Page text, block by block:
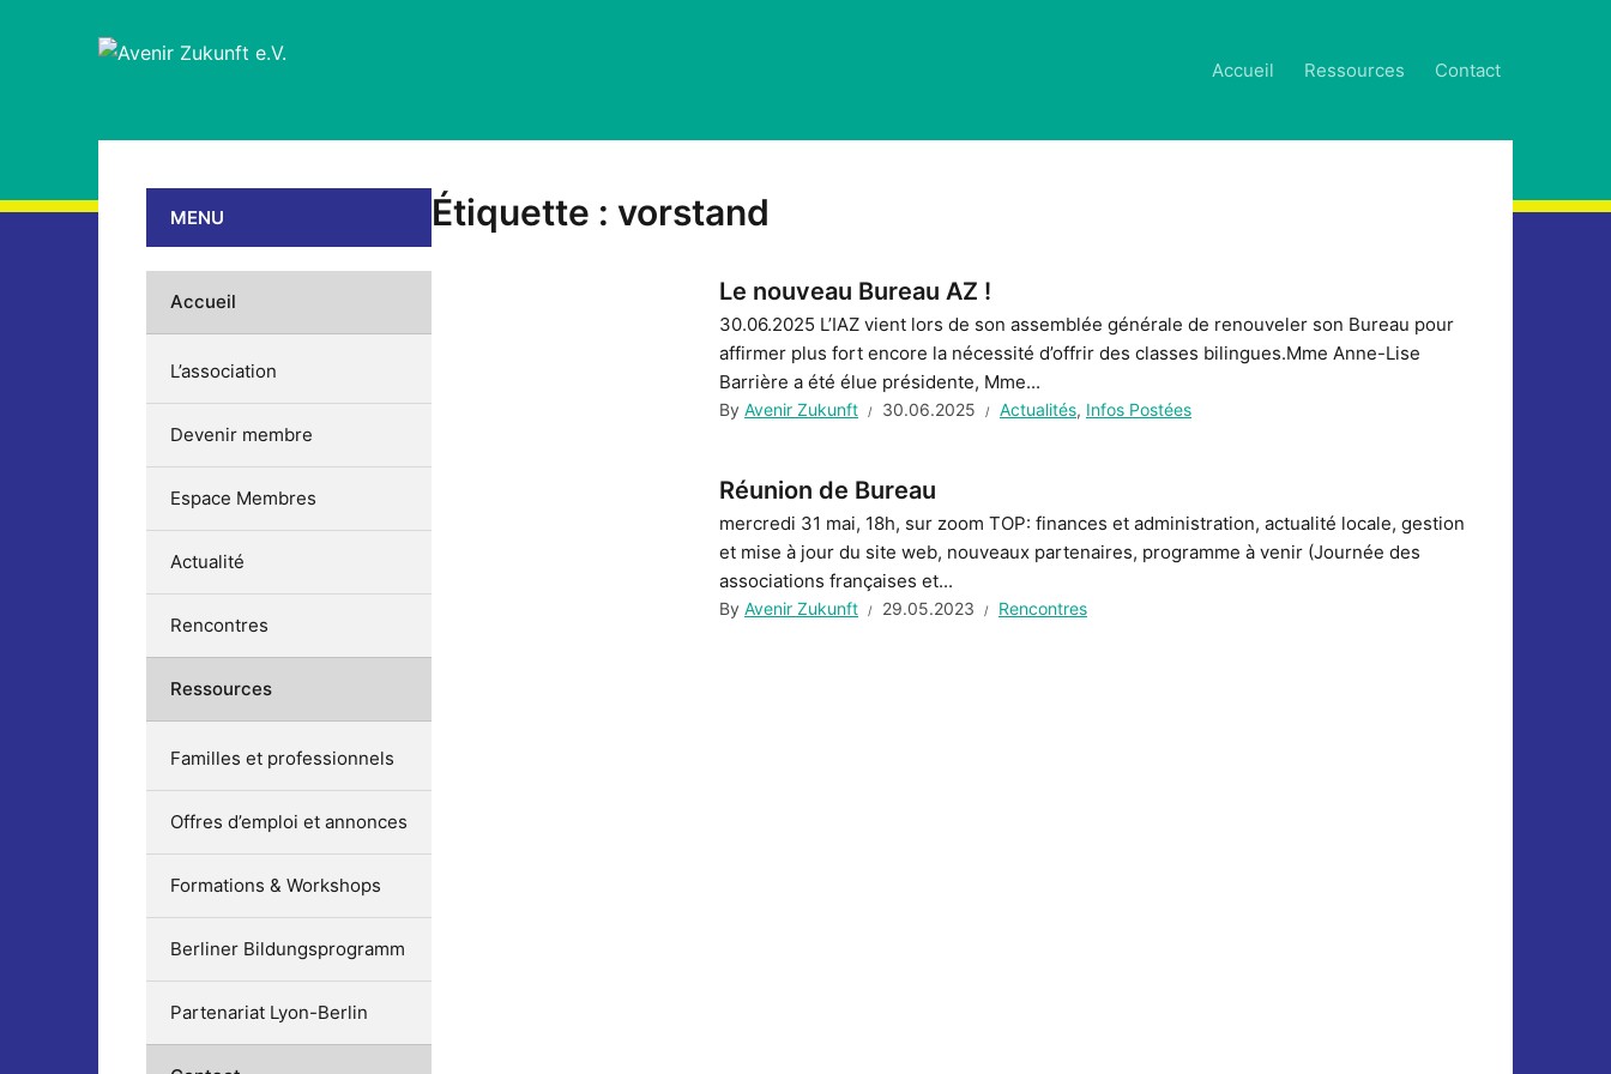
Accueil Ressources Contact
Étiquette : vorstand
Le nouveau Bureau AZ !
30.06.2025 L’IAZ vient lors de son assemblée générale de renouveler son Bureau pour
affirmer plus fort encore la nécessité d’offrir des classes bilingues.Mme Anne-Lise
Barrière a été élue présidente, Mme...
By Avenir Zukunft 30.06.2025 Actualités, Infos Postées
Réunion de Bureau
mercredi 31 mai, 18h, sur zoom TOP: finances et administration, actualité locale, gestion
et mise à jour du site web, nouveaux partenaires, programme à venir (Journée des
associations françaises et...
By Avenir Zukunft 29.05.2023 Rencontres
MENU
Accueil
L’association
Devenir membre
Espace Membres
Actualité
Rencontres
Ressources
Familles et professionnels
Offres d’emploi et annonces
Formations & Workshops
Berliner Bildungsprogramm
Partenariat Lyon-Berlin